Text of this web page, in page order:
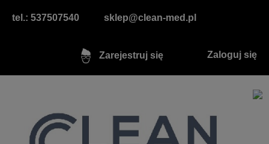
tel.: 537507540 sklep@clean-med.pl
Zarejestruj się Zaloguj się